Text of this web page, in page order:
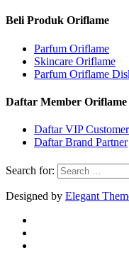
Beli Produk Oriflame
Parfum Oriflame
Skincare Oriflame
Parfum Oriflame
Daftar Member Oriflame
Daftar VIP Customer
Daftar Brand Partner
Search for:
Designed by Elegant